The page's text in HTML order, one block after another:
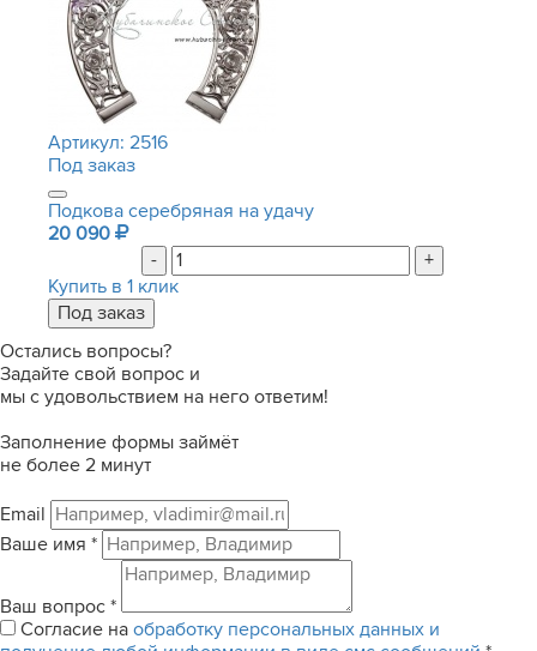
Артикул: 2516
Под заказ
Подкова серебряная на удачу
20 090
-
+
Купить в 1 клик
Остались вопросы?
Задайте свой вопрос и
мы с удовольствием на него ответим!
Заполнение формы займёт
не более 2 минут
Email
Ваше имя *
Ваш вопрос *
Согласие на обработку персональных данных и